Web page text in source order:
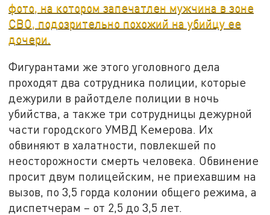
фото, на котором запечатлен мужчина в зоне
СВО, подозрительно похожий на убийцу ее
дочери.
Фигурантами же этого уголовного дела
проходят два сотрудника полиции, которые
дежурили в райотделе полиции в ночь
убийства, а также три сотрудницы дежурной
части городского УМВД Кемерова. Их
обвиняют в халатности, повлекшей по
неосторожности смерть человека. Обвинение
просит двум полицейским, не приехавшим на
вызов, по 3,5 горда колонии общего режима, а
диспетчерам – от 2,5 до 3,5 лет.